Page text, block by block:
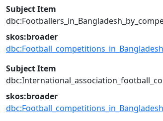
Subject Item
skos:broader
dbc:Football_competitions_in_Bangladesh
Subject Item
skos:broader
dbc:Football_competitions_in_Bangladesh